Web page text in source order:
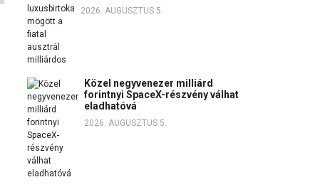
2026. AUGUSZTUS 5.
Közel negyvenezer milliárd
forintnyi SpaceX-részvény válhat
eladhatóvá
2026. AUGUSZTUS 5.